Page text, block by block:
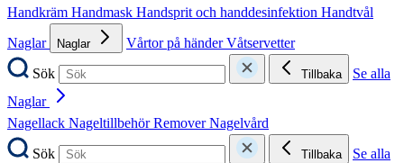
Handkräm Handmask Handsprit och handdesinfektion Handtvål
Naglar
Naglar Vårtor på händerVåtservetter
Sök
Tillbaka
Se alla
Naglar
Nagellack NageltillbehörRemoverNagelvård
Sök
Tillbaka
Se alla